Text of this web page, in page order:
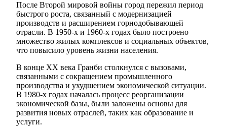
После Второй мировой войны город пережил период
быстрого роста, связанный с модернизацией
производств и расширением горнодобывающей
отрасли. В 1950-х и 1960-х годах было построено
множество жилых комплексов и социальных объектов,
что повысило уровень жизни населения.
В конце XX века Гранби столкнулся с вызовами,
связанными с сокращением промышленного
производства и ухудшением экономической ситуации.
В 1980-х годах началась процесс реорганизации
экономической базы, были заложены основы для
развития новых отраслей, таких как образование и
услуги.